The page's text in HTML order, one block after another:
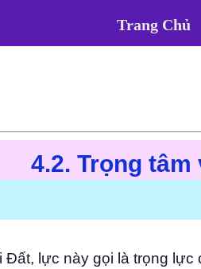
4.2. Trọng tâm
lực này gọi là trọng lực
Trang Chủ